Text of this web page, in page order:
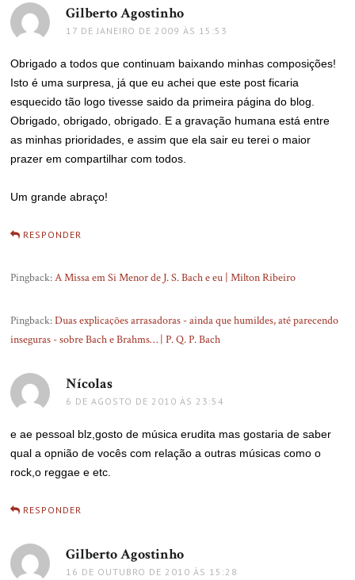
Gilberto Agostinho
17 DE JANEIRO DE 2009 ÀS 15:53
Obrigado a todos que continuam baixando minhas composições!
Isto é uma surpresa, já que eu achei que este post ficaria
esquecido tão logo tivesse saido da primeira página do blog.
Obrigado, obrigado, obrigado. E a gravação humana está entre
as minhas prioridades, e assim que ela sair eu terei o maior
prazer em compartilhar com todos.
Um grande abraço!
RESPONDER
Pingback:A Missa em Si Menor de J. S. Bach e eu | Milton Ribeiro
Pingback:Duas explicações arrasadoras - ainda que humildes, até parecendo
inseguras - sobre Bach e Brahms… | P. Q. P. Bach
Nícolas
6 DE AGOSTO DE 2010 ÀS 23:54
e ae pessoal blz,gosto de música erudita mas gostaria de saber
qual a opnião de vocês com relação a outras músicas como o
rock,o reggae e etc.
RESPONDER
Gilberto Agostinho
16 DE OUTUBRO DE 2010 ÀS 15:28